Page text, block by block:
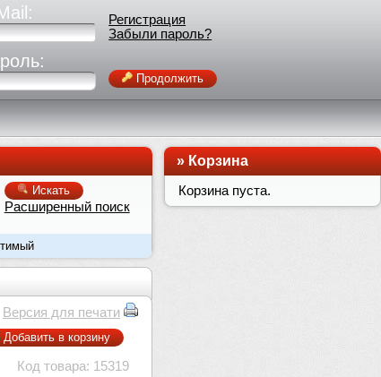
Регистрация
Забыли пароль?
Продолжить
Искать
Расширенный поиск
Версия для печати
Добавить в корзину
Код товара: 15319
»Корзина
Корзина пуста.